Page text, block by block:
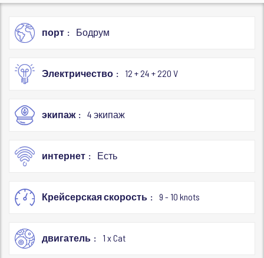
порт Бодрум
Электричество 12 + 24 + 220 V
экипаж 4 экипаж
интернет Есть
Крейсерская скорость 9 - 10 knots
двигатель 1 x Cat